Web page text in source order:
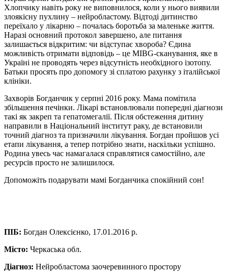
Хлопчику навіть року не виповнилося, коли у нього виявили
злоякісну пухлину – нейробластому. Відтоді дитинство
переїхало у лікарню – почалась боротьба за маленьке життя.
Наразі основний протокол завершено, але питання
залишається відкритим: чи відступає хвороба? Єдина
можливість отримати відповідь – це MIBG-сканування, яке в
Україні не проводять через відсутність необхідного ізотопу.
Батьки просять про допомогу зі сплатою рахунку з італійської
клініки.
Захворів Богданчик у серпні 2016 року. Мама помітила
збільшення печінки. Лікарі встановлювали попередні діагнози
такі як закреп та гепатомегалії. Після обстеження дитину
направили в Національний інститут раку, де встановили
точний діагноз та призначили лікування. Богдан пройшов усі
етапи лікування, а тепер потрібно знати, наскільки успішно.
Родина увесь час намагалася справлятися самостійно, але
ресурсів просто не залишилося.
Допоможіть подарувати мамі Богданчика спокійний сон!
ПІБ: Богдан Олексієнко, 17.01.2016 р.
Місто: Черкаська обл.
Діагноз: Нейробластома заочеревинного простору